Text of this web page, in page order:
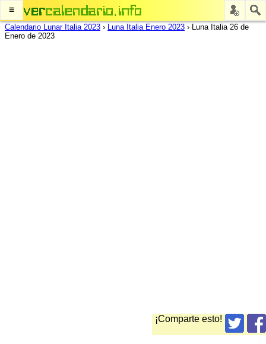
≡
Calendario Lunar Italia 2023 › Luna Italia Enero 2023 › Luna Italia 26 de
Enero de 2023
¡Comparte esto!